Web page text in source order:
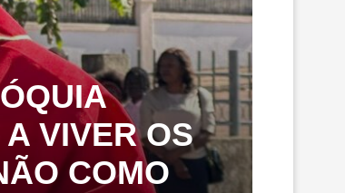
VIVER OS
COMO